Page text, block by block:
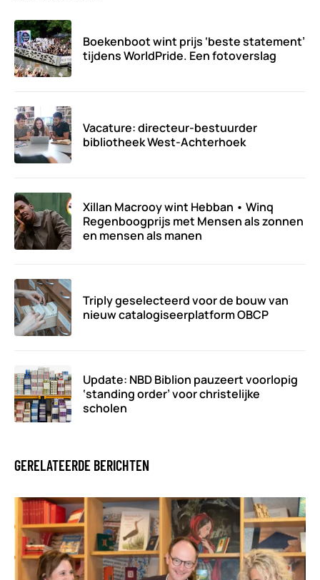
Boekenboot wint prijs ‘beste statement’
tijdens WorldPride. Een fotoverslag
Vacature: directeur-bestuurder
bibliotheek West-Achterhoek
Xillan Macrooy wint Hebban • Winq
Regenboogprijs met Mensen als zonnen
en mensen als manen
Triply geselecteerd voor de bouw van
nieuw catalogiseerplatform OBCP
Update: NBD Biblion pauzeert voorlopig
‘standing order’ voor christelijke
scholen
GERELATEERDE BERICHTEN